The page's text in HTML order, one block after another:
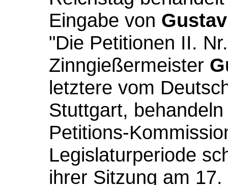
Eingabe von
"Die Petitionen II.
Zinngießermeister
letztere vom
Stuttgart,
Petitions-
Legislaturperiode
ihrer Sitzung am